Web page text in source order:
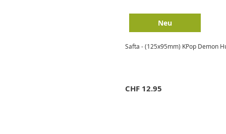
Neu
Safta - (125x95mm) KPop Demon
CHF 12.95